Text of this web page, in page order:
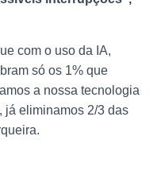
com o uso da IA,
só os 1% que
a nossa tecnologia
já eliminamos 2/3 das